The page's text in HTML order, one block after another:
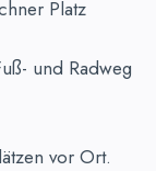
Platz
und Radweg
vor Ort.